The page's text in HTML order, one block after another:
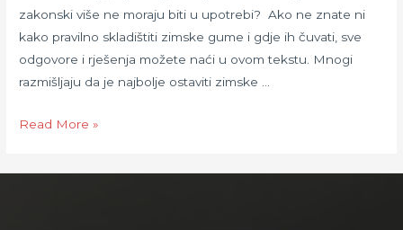
zakonski više ne moraju biti u upotrebi? Ako ne znate ni
kako pravilno skladištiti zimske gume i gdje ih čuvati, sve
odgovore i rješenja možete naći u ovom tekstu. Mnogi
razmišljaju da je najbolje ostaviti zimske …
Prelazak
Read More »